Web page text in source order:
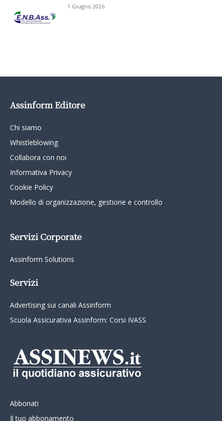
1 Giugno 2026
Assinform Editore
Chi siamo
Whistleblowing
Collabora con noi
Informativa Privacy
Cookie Policy
Modello di organizzazione, gestione e controllo
Servizi Corporate
Assinform Solutions
Servizi
Advertising sui canali Assinform
Scuola Assicurativa Assinform: Corsi IVASS
Abbonati
Il tuo abbonamento